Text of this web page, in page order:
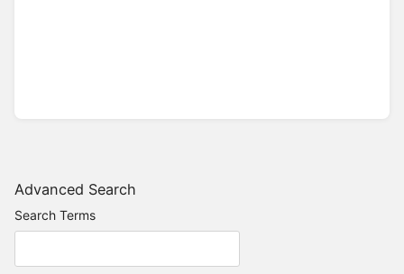
Advanced Search
Search Terms